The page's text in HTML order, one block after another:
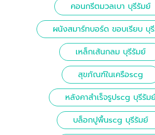
คอนกรีตมวลเบา บุรีรัมย์
ผนังสมาร์ทบอร์ด ขอบเรียบ บุ
เหล็กเส้นกลม บุรีรัมย์
สุขภัณฑ์ในเครือscg
หลังคาสำเร็จรูปscg บุรีรัม
บล็อกปูพื้นscg บุรีรัมย์